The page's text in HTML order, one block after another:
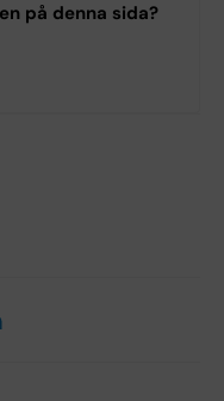
på denna sida?